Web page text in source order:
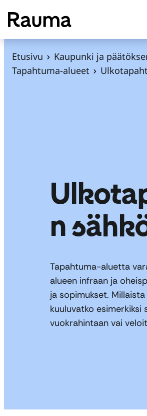
S
i
Etusivu Kaupunki ja
Tapahtuma-alueet
n
Tapahtuma-aluetta
alueen infraan ja
ja sopimukset.
kuuluvatko esimerkiksi
vuokrahintaan vai